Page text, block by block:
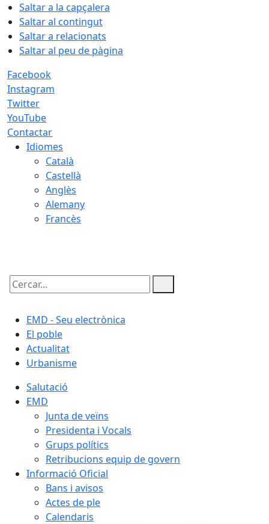
Saltar a la capçalera
Saltar al contingut
Saltar a relacionats
Saltar al peu de pàgina
Facebook
Instagram
Twitter
YouTube
Contactar
Idiomes
Català
Castellà
Anglès
Alemany
Francès
Cercar:
EMD - Seu electrònica
El poble
Actualitat
Urbanisme
Salutació
EMD
Junta de veïns
Presidenta i Vocals
Grups polítics
Retribucions equip de govern
Informació Oficial
Bans i avisos
Actes de ple
Calendaris